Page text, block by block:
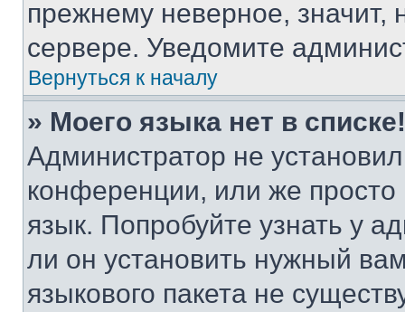
прежнему неверное, значит,
сервере. Уведомите
Вернуться к началу
» Моего языка нет в списке!
Администратор не
конференции, или же
язык. Попробуйте узнать у
ли он установить нужный
языкового пакета не